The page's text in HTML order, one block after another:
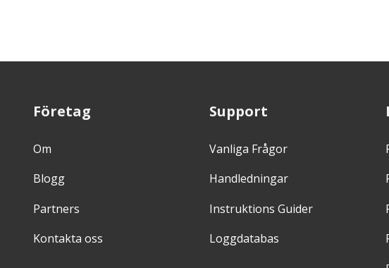
Företag
Om
Blogg
Partners
Kontakta oss
Support
Vanliga Frågor
Handledningar
Instruktions Guider
Loggdatabas